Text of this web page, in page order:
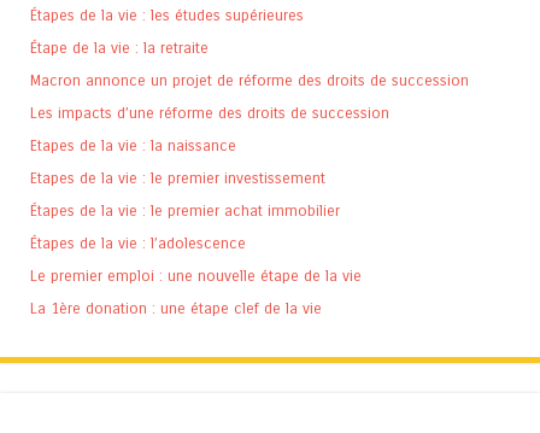
Étapes de la vie : les études supérieures
Étape de la vie : la retraite
Macron annonce un projet de réforme des droits de succession
Les impacts d’une réforme des droits de succession
Etapes de la vie : la naissance
Etapes de la vie : le premier investissement
Étapes de la vie : le premier achat immobilier
Étapes de la vie : l’adolescence
Le premier emploi : une nouvelle étape de la vie
La 1ère donation : une étape clef de la vie